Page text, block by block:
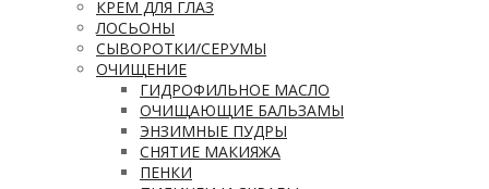
КРЕМ ДЛЯ ГЛАЗ
ЛОСЬОНЫ
СЫВОРОТКИ/СЕРУМЫ
ОЧИЩЕНИЕ
ГИДРОФИЛЬНОЕ МАСЛО
ОЧИЩАЮЩИЕ БАЛЬЗАМЫ
ЭНЗИМНЫЕ ПУДРЫ
СНЯТИЕ МАКИЯЖА
ПЕНКИ